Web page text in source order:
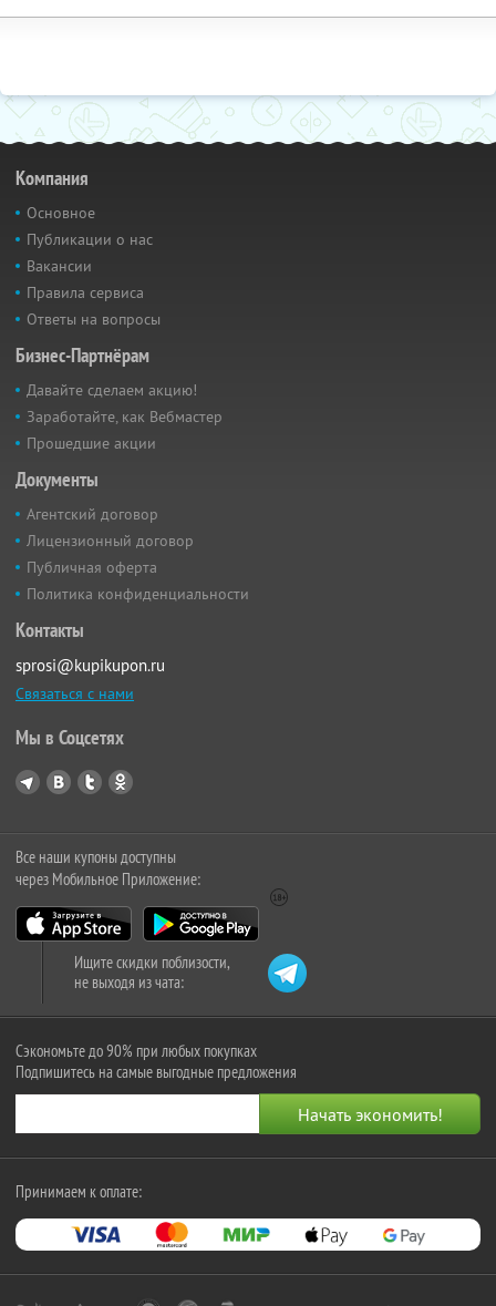
Компания
Основное
Публикации о нас
Вакансии
Правила сервиса
Ответы на вопросы
Бизнес-Партнёрам
Давайте сделаем акцию!
Заработайте, как Вебмастер
Прошедшие акции
Документы
Агентский договор
Лицензионный договор
Публичная оферта
Политика конфиденциальности
Контакты
sprosi@kupikupon.ru
Связаться с нами
Мы в Соцсетях
Все наши купоны доступны
через Мобильное Приложение:
Ищите скидки поблизости,
не выходя из чата:
Сэкономьте до 90% при любых покупках
Подпишитесь на самые выгодные предложения
Принимаем к оплате: